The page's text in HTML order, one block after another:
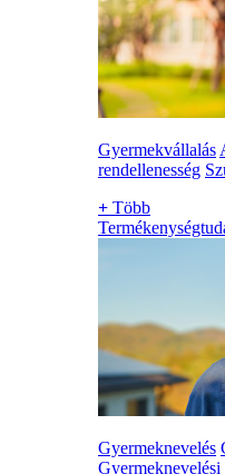
Gyermekvállalás
rendellenesség
+ Több
Gyermeknevelés
Gyermeknevelési